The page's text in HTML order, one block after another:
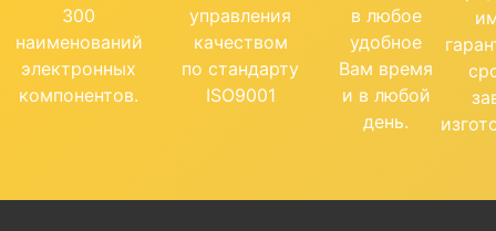
300
наименований
электронных
компонентов.
управления
качеством
по стандарту
ISO9001
в любое
удобное
Вам время
и в любой
день.